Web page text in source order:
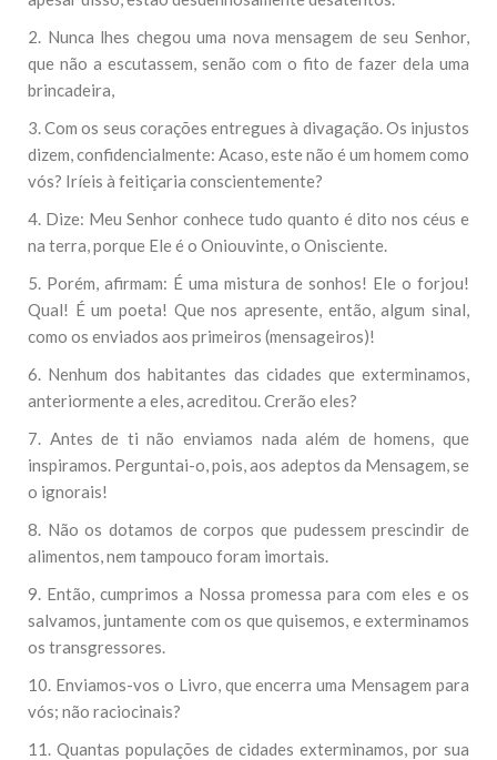
2. Nunca lhes chegou uma nova mensagem de seu Senhor,
que não a escutassem, senão com o fito de fazer dela uma
brincadeira,
3. Com os seus corações entregues à divagação. Os injustos
dizem, confidencialmente: Acaso, este não é um homem como
vós? Iríeis à feitiçaria conscientemente?
4. Dize: Meu Senhor conhece tudo quanto é dito nos céus e
na terra, porque Ele é o Oniouvinte, o Onisciente.
5. Porém, afirmam: É uma mistura de sonhos! Ele o forjou!
Qual! É um poeta! Que nos apresente, então, algum sinal,
como os enviados aos primeiros (mensageiros)!
6. Nenhum dos habitantes das cidades que exterminamos,
anteriormente a eles, acreditou. Crerão eles?
7. Antes de ti não enviamos nada além de homens, que
inspiramos. Perguntai-o, pois, aos adeptos da Mensagem, se
o ignorais!
8. Não os dotamos de corpos que pudessem prescindir de
alimentos, nem tampouco foram imortais.
9. Então, cumprimos a Nossa promessa para com eles e os
salvamos, juntamente com os que quisemos, e exterminamos
os transgressores.
10. Enviamos-vos o Livro, que encerra uma Mensagem para
vós; não raciocinais?
11. Quantas populações de cidades exterminamos, por sua